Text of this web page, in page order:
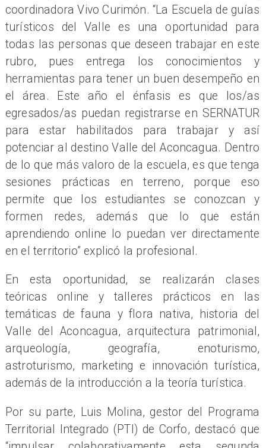
coordinadora Vivo Curimón. “La Escuela de guías
turísticos del Valle es una oportunidad para
todas las personas que deseen trabajar en este
rubro, pues entrega los conocimientos y
herramientas para tener un buen desempeño en
el área. Este año el énfasis es que los/as
egresados/as puedan registrarse en SERNATUR
para estar habilitados para trabajar y así
potenciar al destino Valle del Aconcagua. Dentro
de lo que más valoro de la escuela, es que tenga
sesiones prácticas en terreno, porque eso
permite que los estudiantes se conozcan y
formen redes, además que lo que están
aprendiendo online lo puedan ver directamente
en el territorio” explicó la profesional.
En esta oportunidad, se realizarán clases
teóricas online y talleres prácticos en las
temáticas de fauna y flora nativa, historia del
Valle del Aconcagua, arquitectura patrimonial,
arqueología, geografía, enoturismo,
astroturismo, marketing e innovación turística,
además de la introducción a la teoría turística.
Por su parte, Luis Molina, gestor del Programa
Territorial Integrado (PTI) de Corfo, destacó que